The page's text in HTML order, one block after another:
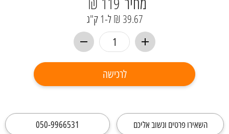
39.67 ₪ ל-1 ק"ג
לרכישה
השאירו פרטים ונשוב אליכם 050-9966531